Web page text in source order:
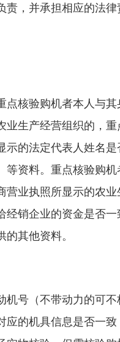
，并承担相应的法律
核验购机者本人与
生产经营组织的，
的法定代表人姓名
资料。重点核验购
业执照所显示的农
销企业的资金是否
其他资料。
机号（不带动力的可
的机具信息是否一